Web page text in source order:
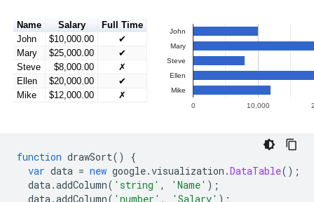
function drawSort()
{
var data = new google.visualization .DataTable();
data.addColumn( 'string' , 'Name' );
data.addColumn( 'number' , 'Salary' );